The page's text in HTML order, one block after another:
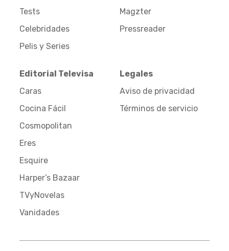
Tests
Celebridades
Pelis y Series
Magzter
Pressreader
Editorial Televisa
Caras
Cocina Fácil
Cosmopolitan
Eres
Esquire
Harper’s Bazaar
TVyNovelas
Vanidades
Legales
Aviso de privacidad
Términos de servicio